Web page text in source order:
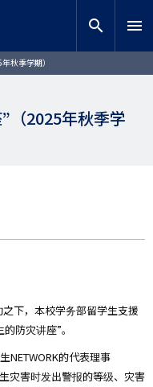
search menu
秋季学期）
（2025年秋季学
下，本校学务部留学生支援
防灾讲座”。
NETWORK的代表理事
灾害时发出警报的等级、灾害